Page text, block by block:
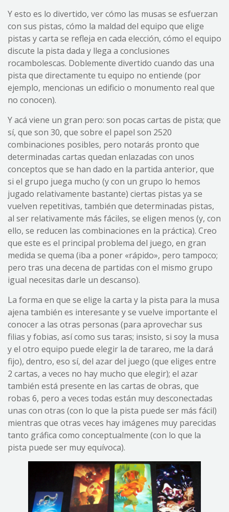
Y esto es lo divertido, ver cómo las musas se esfuerzan
con sus pistas, cómo la maldad del equipo que elige
pistas y carta se refleja en cada elección, cómo el equipo
discute la pista dada y llega a conclusiones
rocambolescas. Doblemente divertido cuando das una
pista que directamente tu equipo no entiende (por
ejemplo, mencionas un edificio o monumento real que
no conocen).
Y acá viene un gran pero: son pocas cartas de pista; que
sí, que son 30, que sobre el papel son 2520
combinaciones posibles, pero notarás pronto que
determinadas cartas quedan enlazadas con unos
conceptos que se han dado en la partida anterior, que
si el grupo juega mucho (y con un grupo lo hemos
jugado relativamente bastante) ciertas pistas ya se
vuelven repetitivas, también que determinadas pistas,
al ser relativamente más fáciles, se eligen menos (y, con
ello, se reducen las combinaciones en la práctica). Creo
que este es el principal problema del juego, en gran
medida se quema (iba a poner «rápido», pero tampoco;
pero tras una decena de partidas con el mismo grupo
igual necesitas darle un descanso).
La forma en que se elige la carta y la pista para la musa
ajena también es interesante y se vuelve importante el
conocer a las otras personas (para aprovechar sus
filias y fobias, así como sus taras; insisto, si soy la musa
y el otro equipo puede elegir la de tarareo, me la dará
fijo), dentro, eso sí, del azar del juego (que eliges entre
2 cartas, a veces no hay mucho que elegir); el azar
también está presente en las cartas de obras, que
robas 6, pero a veces todas están muy desconectadas
unas con otras (con lo que la pista puede ser más fácil)
mientras que otras veces hay imágenes muy parecidas
tanto gráfica como conceptualmente (con lo que la
pista puede ser muy equívoca).